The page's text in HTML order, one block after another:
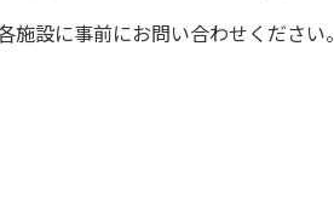
施設に事前にお問い合わせください。